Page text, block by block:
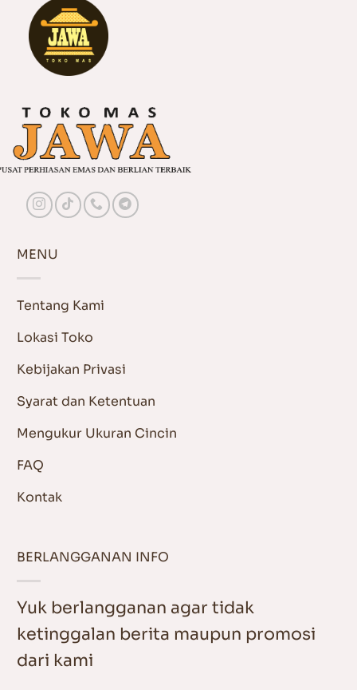
MENU
Tentang Kami
Lokasi Toko
Kebijakan Privasi
Syarat dan Ketentuan
Mengukur Ukuran Cincin
FAQ
Kontak
BERLANGGANAN INFO
Yuk berlangganan agar tidak
ketinggalan berita maupun promosi
dari kami